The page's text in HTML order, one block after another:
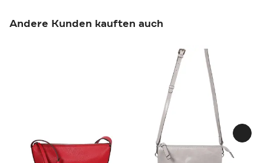
Andere Kunden kauften auch